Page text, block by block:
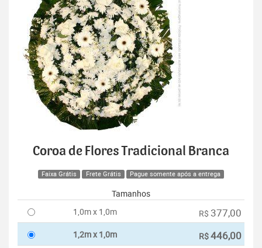
Coroa de Flores Tradicional Branca
Faixa Grátis Frete Grátis Pague somente após a entrega
Tamanhos
1,0m x 1,0m
R$ 377,00
1,2m x 1,0m R$446,00